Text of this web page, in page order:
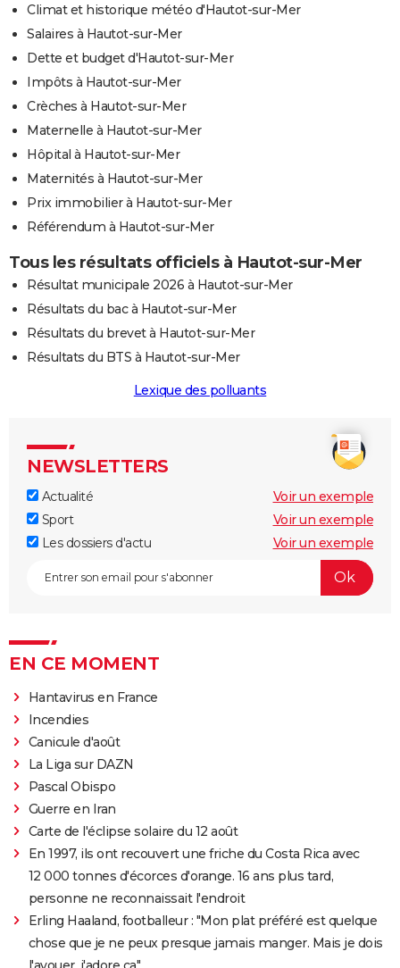
Climat et historique météo d'Hautot-sur-Mer
Salaires à Hautot-sur-Mer
Dette et budget d'Hautot-sur-Mer
Impôts à Hautot-sur-Mer
Crèches à Hautot-sur-Mer
Maternelle à Hautot-sur-Mer
Hôpital à Hautot-sur-Mer
Maternités à Hautot-sur-Mer
Prix immobilier à Hautot-sur-Mer
Référendum à Hautot-sur-Mer
Tous les résultats officiels à Hautot-sur-Mer
Résultat municipale 2026 à Hautot-sur-Mer
Résultats du bac à Hautot-sur-Mer
Résultats du brevet à Hautot-sur-Mer
Résultats du BTS à Hautot-sur-Mer
Lexique des polluants
NEWSLETTERS
Actualité
Voir un exemple
Sport
Voir un exemple
Les dossiers d'actu
Voir un exemple
EN CE MOMENT
Hantavirus en France
Incendies
Canicule d'août
La Liga sur DAZN
Pascal Obispo
Guerre en Iran
Carte de l'éclipse solaire du 12 août
En 1997, ils ont recouvert une friche du Costa Rica avec
12 000 tonnes d'écorces d'orange. 16 ans plus tard,
personne ne reconnaissait l'endroit
Erling Haaland, footballeur : "Mon plat préféré est quelque
chose que je ne peux presque jamais manger. Mais je dois